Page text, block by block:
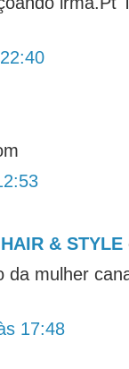
& STYLE
da mulher
17:48